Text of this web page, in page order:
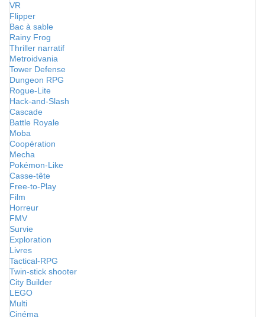
VR
Flipper
Bac à sable
Rainy Frog
Thriller narratif
Metroidvania
Tower Defense
Dungeon RPG
Rogue-Lite
Hack-and-Slash
Cascade
Battle Royale
Moba
Coopération
Mecha
Pokémon-Like
Casse-tête
Free-to-Play
Film
Horreur
FMV
Survie
Exploration
Livres
Tactical-RPG
Twin-stick shooter
City Builder
LEGO
Multi
Cinéma